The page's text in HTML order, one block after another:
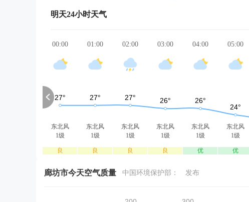
明天24小时天气
00:00
东北风
1级
良
01:00
东北风
1级
良
02:00
东北风
1级
良
03:00
东北风
1级
良
04:00
东北风
1级
优
05:00
东北风
1级
优
廊坊市今天空气质量 中国环境保护部： 发布